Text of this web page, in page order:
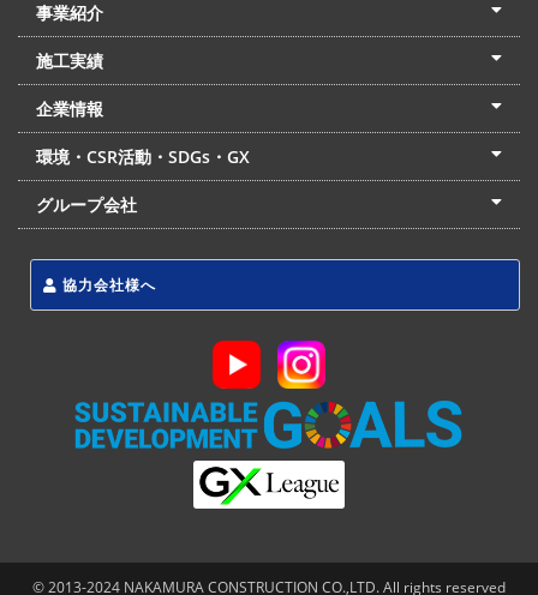
事業紹介
土木本部
建築本部
PPP・PFI
リフォーム・リノベーション
中村建設の家
施工実績
土木部門
建築部門
リフォーム部門
住宅部門
名古屋支店
東京支店
企業情報
会社概要
経営理念
沿革
リクルート
最新情報
お問合せ
環境・CSR活動・SDGs・GX
LSS流動化処理工法
CSR・SDGs・GX
発電事業
次世代ZEBオフィス
グループ会社
協力会社様へ
© 2013-2024 NAKAMURA CONSTRUCTION CO.,LTD. All rights reserved